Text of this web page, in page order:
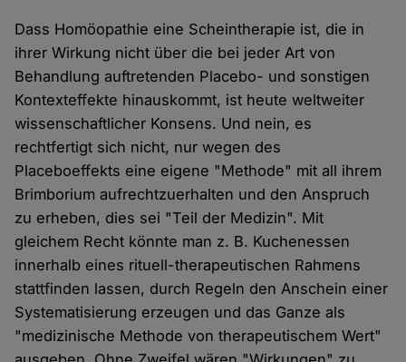
Dass Homöopathie eine Scheintherapie ist, die in
ihrer Wirkung nicht über die bei jeder Art von
Behandlung auftretenden Placebo- und sonstigen
Kontexteffekte hinauskommt, ist heute weltweiter
wissenschaftlicher Konsens. Und nein, es
rechtfertigt sich nicht, nur wegen des
Placeboeffekts eine eigene "Methode" mit all ihrem
Brimborium aufrechtzuerhalten und den Anspruch
zu erheben, dies sei "Teil der Medizin". Mit
gleichem Recht könnte man z. B. Kuchenessen
innerhalb eines rituell-therapeutischen Rahmens
stattfinden lassen, durch Regeln den Anschein einer
Systematisierung erzeugen und das Ganze als
"medizinische Methode von therapeutischem Wert"